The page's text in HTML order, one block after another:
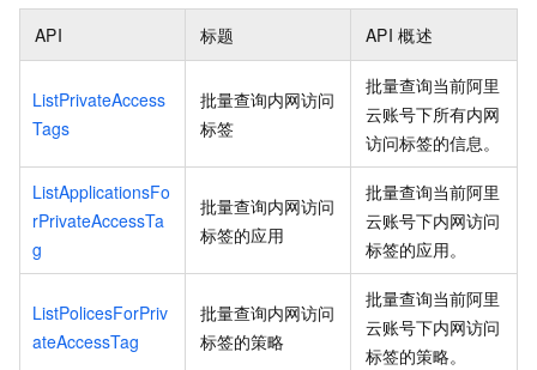
API 标题 API 概述
ListPrivateAccess
Tags
批量查询内网访问
标签
批量查询当前阿里
云账号下所有内网
访问标签的信息。
ListApplicationsFo
rPrivateAccessTa
g
批量查询内网访问
标签的应用
批量查询当前阿里
云账号下内网访问
标签的应用。
ListPolicesForPriv
ateAccessTag
批量查询内网访问
标签的策略
批量查询当前阿里
云账号下内网访问
标签的策略。